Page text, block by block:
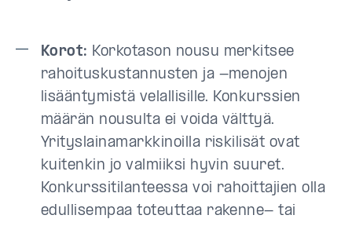
Korot: Korkotason nousu merkitsee
rahoituskustannusten ja -menojen
lisääntymistä velallisille. Konkurssien
määrän nousulta ei voida välttyä.
Yrityslainamarkkinoilla riskilisät ovat
kuitenkin jo valmiiksi hyvin suuret.
Konkurssitilanteessa voi rahoittajien olla
edullisempaa toteuttaa rakenne- tai